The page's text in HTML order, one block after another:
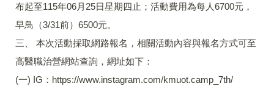
布起至115年06月25日星期四止；活動費用為每人6700元，
早鳥（3/31前）6500元。
三、 本次活動採取網路報名，相關活動內容與報名方式可至
高醫職治營網站查詢，網址如下：
(一) IG：https://www.instagram.com/kmuot.camp_7th/